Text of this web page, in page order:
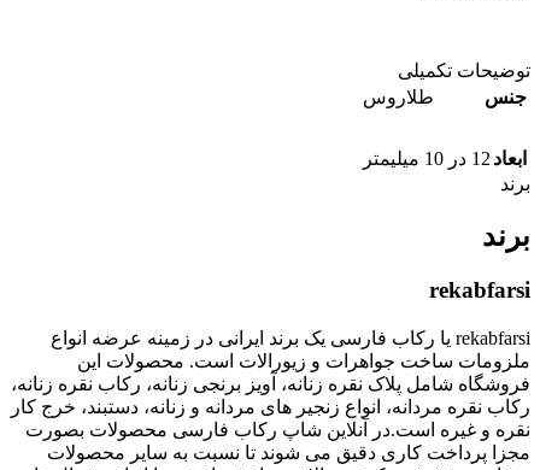
توضیحات تکمیلی
جنس
طلاروس
ابعاد 12 در 10 میلیمتر
برند
برند
rekabfarsi
rekabfarsi یا رکاب فارسی یک برند ایرانی در زمینه عرضه انواع
ملزومات ساخت جواهرات و زیورالات است. محصولات این
فروشگاه شامل پلاک نقره زنانه، آویز برنجی زنانه، رکاب نقره زنانه،
رکاب نقره مردانه، انواع زنجیر های مردانه و زنانه، دستبند، خرج کار
نقره و غیره است.در آنلاین شاپ رکاب فارسی محصولات بصورت
مجزا پرداخت کاری دقیق می شوند تا نسبت به سایر محصولات